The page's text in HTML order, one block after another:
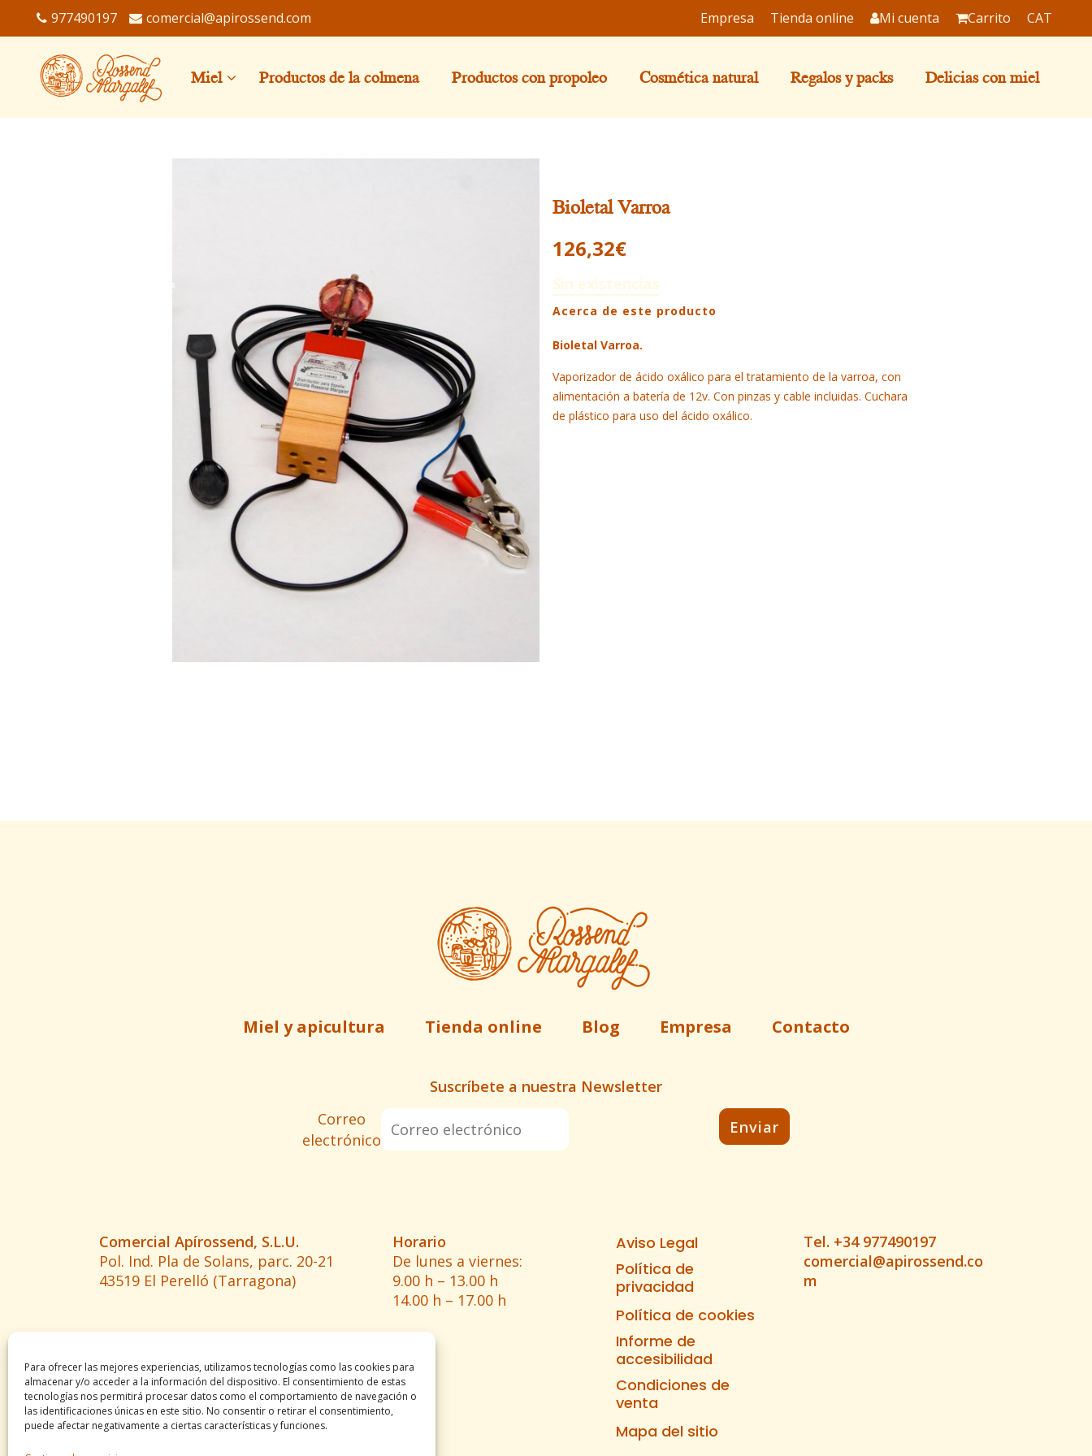
Para ofrecer las mejores experiencias, utilizamos tecnologías como las cookies para
almacenar y/o acceder a la información del dispositivo. El consentimiento de estas
tecnologías nos permitirá procesar datos como el comportamiento de navegación o
las identificaciones únicas en este sitio. No consentir o retirar el consentimiento,
puede afectar negativamente a ciertas características y funciones.
977490197 comercial@apirossend.com Empresa Tienda online Mi cuenta Carrito CAT
Miel Productos de la colmena Productos con propoleo Cosmética natural Regalos y packs Delicias con miel
Bioletal Varroa
126,32€
Sin existencias
Acerca de este producto
Bioletal Varroa.
Vaporizador de ácido oxálico para el tratamiento de la varroa, con
alimentación a batería de 12v. Con pinzas y cable incluidas. Cuchara
de plástico para uso del ácido oxálico.
Miel y apicultura Tienda online Blog Empresa Contacto
Suscríbete a nuestra Newsletter
Correo
electrónico
Comercial Apírossend, S.L.U.
Pol. Ind. Pla de Solans, parc. 20-21
43519 El Perelló (Tarragona)
Horario
De lunes a viernes:
9.00 h – 13.00 h
14.00 h – 17.00 h
Aviso Legal
Política de
privacidad
Política de cookies
Informe de
accesibilidad
Condiciones de
venta
Mapa del sitio
Tel. +34 977490197
comercial@apirossend.co
m